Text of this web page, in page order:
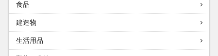
食品
建造物
生活用品